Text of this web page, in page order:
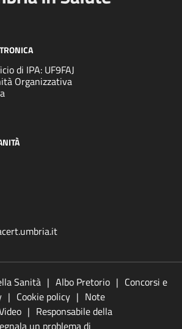
di IPA: UF9FAJ
Organizzativa
Sanità Albo Pretorio
Concorsi e
Cookie policy
Note
Responsabile della